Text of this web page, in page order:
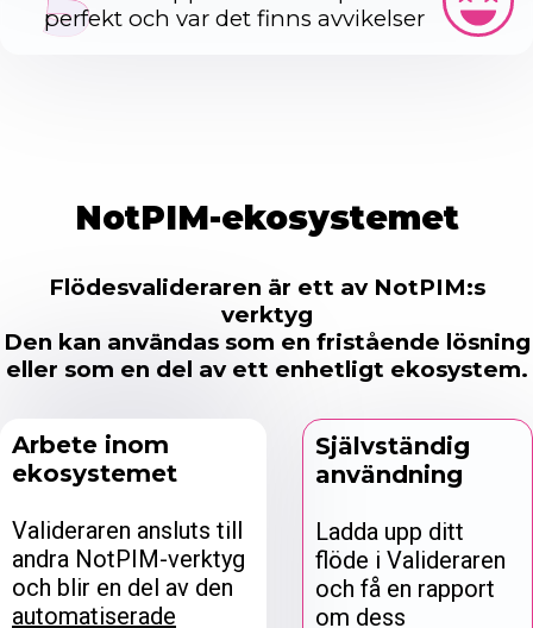
perfekt och var det finns avvikelser
NotPIM-ekosystemet
Flödesvalideraren är ett av NotPIM:s
verktyg
Den kan användas som en fristående lösning
eller som en del av ett enhetligt ekosystem.
Arbete inom
ekosystemet
Valideraren ansluts till
andra NotPIM-verktyg
och blir en del av den
automatiserade
Självständig
användning
Ladda upp ditt
flöde i Valideraren
och få en rapport
om dess